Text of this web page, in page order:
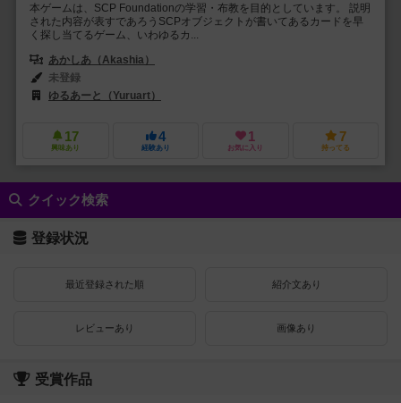
本ゲームは、SCP Foundationの学習・布教を目的としています。 説明
された内容が表すであろうSCPオブジェクトが書いてあるカードを早
く探し当てるゲーム、いわゆるカ...
あかしあ（Akashia）
未登録
ゆるあーと（Yuruart）
17
興味あり
4
経験あり
1
お気に入り
7
持ってる
クイック検索
登録状況
最近登録された順 紹介文あり
レビューあり 画像あり
受賞作品